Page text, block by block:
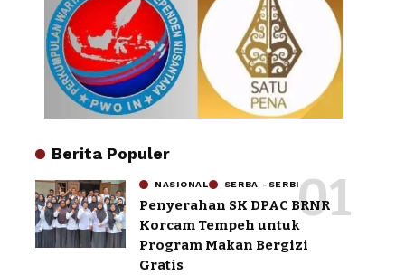
Berita Populer
NASIONAL SERBA -SERBI
Penyerahan SK DPAC BRNR
Korcam Tempeh untuk
Program Makan Bergizi
Gratis